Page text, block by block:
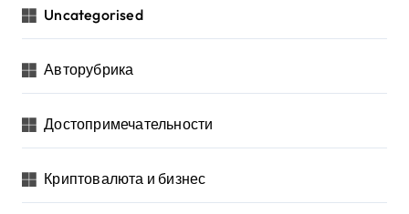
Uncategorised
Авторубрика
Достопримечательности
Криптовалюта и бизнес